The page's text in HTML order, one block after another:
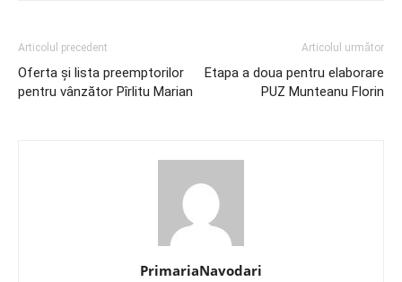
Articolul precedent
Oferta și lista preemptorilor
pentru vânzător Pîrlitu Marian
Articolul următor
Etapa a doua pentru elaborare
PUZ Munteanu Florin
PrimariaNavodari